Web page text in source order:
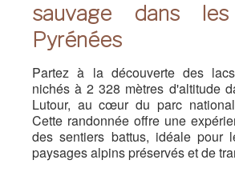
sauvage dans
Pyrénées
Partez à la découverte des
nichés à 2 328 mètres d'altitude
Lutour, au cœur du parc
Cette randonnée offre une
des sentiers battus, idéale pour
paysages alpins préservés et de